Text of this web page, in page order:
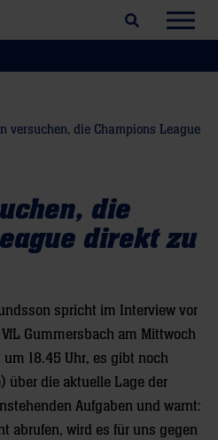
Suchfeld öffnen
versuchen, die Champions League
die
direkt zu
spricht im Interview vor
Gummersbach am Mittwoch
18.45 Uhr, es gibt noch
über die aktuelle Lage der
Aufgaben und warnt:
abrufen, wird es für uns gegen